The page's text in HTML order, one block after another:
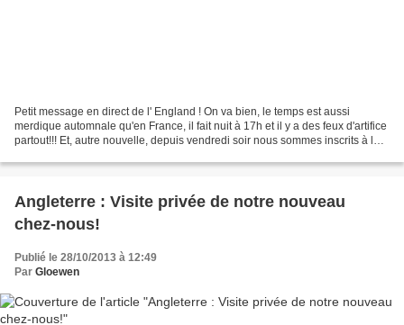
Petit message en direct de l' England ! On va bien, le temps est aussi
merdique automnale qu'en France, il fait nuit à 17h et il y a des feux d'artifice
partout!!! Et, autre nouvelle, depuis vendredi soir nous sommes inscrits à la
Angleterre : Visite privée de notre nouveau
chez-nous!
Publié le 28/10/2013 à 12:49
Par Gloewen